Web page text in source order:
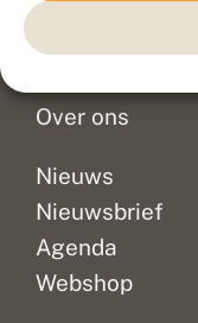
Doneer
Over ons
Nieuws
Nieuwsbrief
Agenda
Webshop